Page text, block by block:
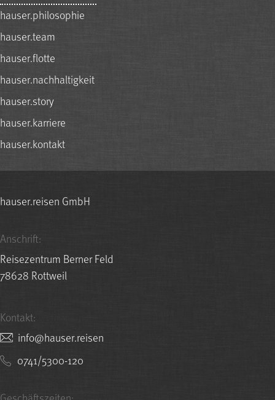
hauser.philosophie
hauser.team
hauser.flotte
hauser.nachhaltigkeit
hauser.story
hauser.karriere
hauser.kontakt
hauser.reisen GmbH
Anschrift:
Reisezentrum Berner Feld
78628 Rottweil
Kontakt:
nesier.resuah@ofni
0741/5300-120